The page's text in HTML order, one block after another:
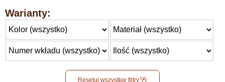
Warianty:
Resetuj wszystkie filtry